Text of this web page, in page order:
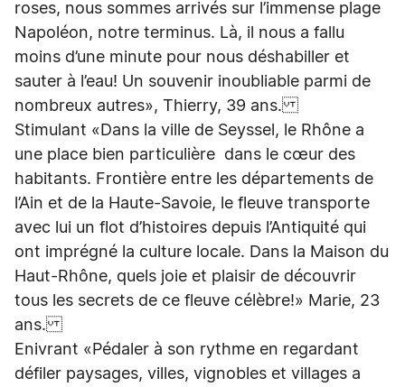
roses, nous sommes arrivés sur l’immense plage
Napoléon, notre terminus. Là, il nous a fallu
moins d’une minute pour nous déshabiller et
sauter à l’eau! Un souvenir inoubliable parmi de
nombreux autres», Thierry, 39 ans.
Stimulant «Dans la ville de Seyssel, le Rhône a
une place bien particulière dans le cœur des
habitants. Frontière entre les départements de
l’Ain et de la Haute-Savoie, le fleuve transporte
avec lui un flot d’histoires depuis l’Antiquité qui
ont imprégné la culture locale. Dans la Maison du
Haut-Rhône, quels joie et plaisir de découvrir
tous les secrets de ce fleuve célèbre!» Marie, 23
ans.
Enivrant «Pédaler à son rythme en regardant
défiler paysages, villes, vignobles et villages a